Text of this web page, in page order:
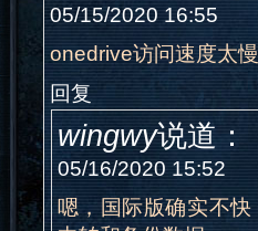
05/15/2020 16:55
onedrive访问速度太
回复
wingwy说道：
05/16/2020 15:52
嗯，国际版确实不